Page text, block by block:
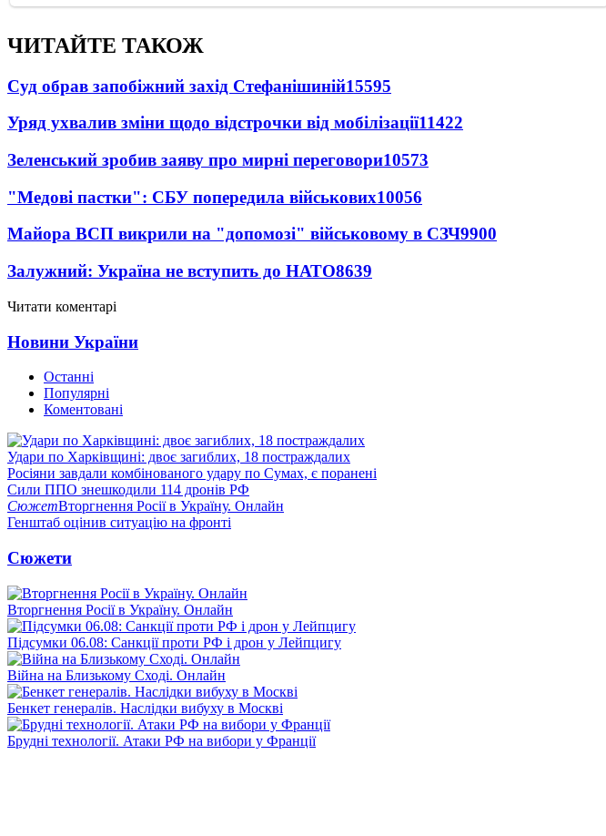
ЧИТАЙТЕ ТАКОЖ
Суд обрав запобіжний захід Стефанішиній15595
Уряд ухвалив зміни щодо відстрочки від мобілізації11422
Зеленський зробив заяву про мирні переговори10573
"Медові пастки": СБУ попередила військових10056
Майора ВСП викрили на "допомозі" військовому в СЗЧ9900
Залужний: Україна не вступить до НАТО8639
Читати коментарі
Новини України
Останні
Популярні
Коментовані
Удари по Харківщині: двоє загиблих, 18 постраждалих
Росіяни завдали комбінованого удару по Сумах, є поранені
Сили ППО знешкодили 114 дронів РФ
СюжетВторгнення Росії в Україну. Онлайн
Генштаб оцінив ситуацію на фронті
Сюжети
Вторгнення Росії в Україну. Онлайн
Підсумки 06.08: Санкції проти РФ і дрон у Лейпцигу
Війна на Близькому Сході. Онлайн
Бенкет генералів. Наслідки вибуху в Москві
Брудні технології. Атаки РФ на вибори у Франції